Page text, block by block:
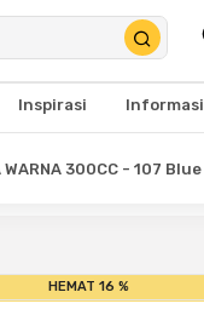
Inspirasi Informasi
WARNA 300CC - 107 Blue
HEMAT 16 %